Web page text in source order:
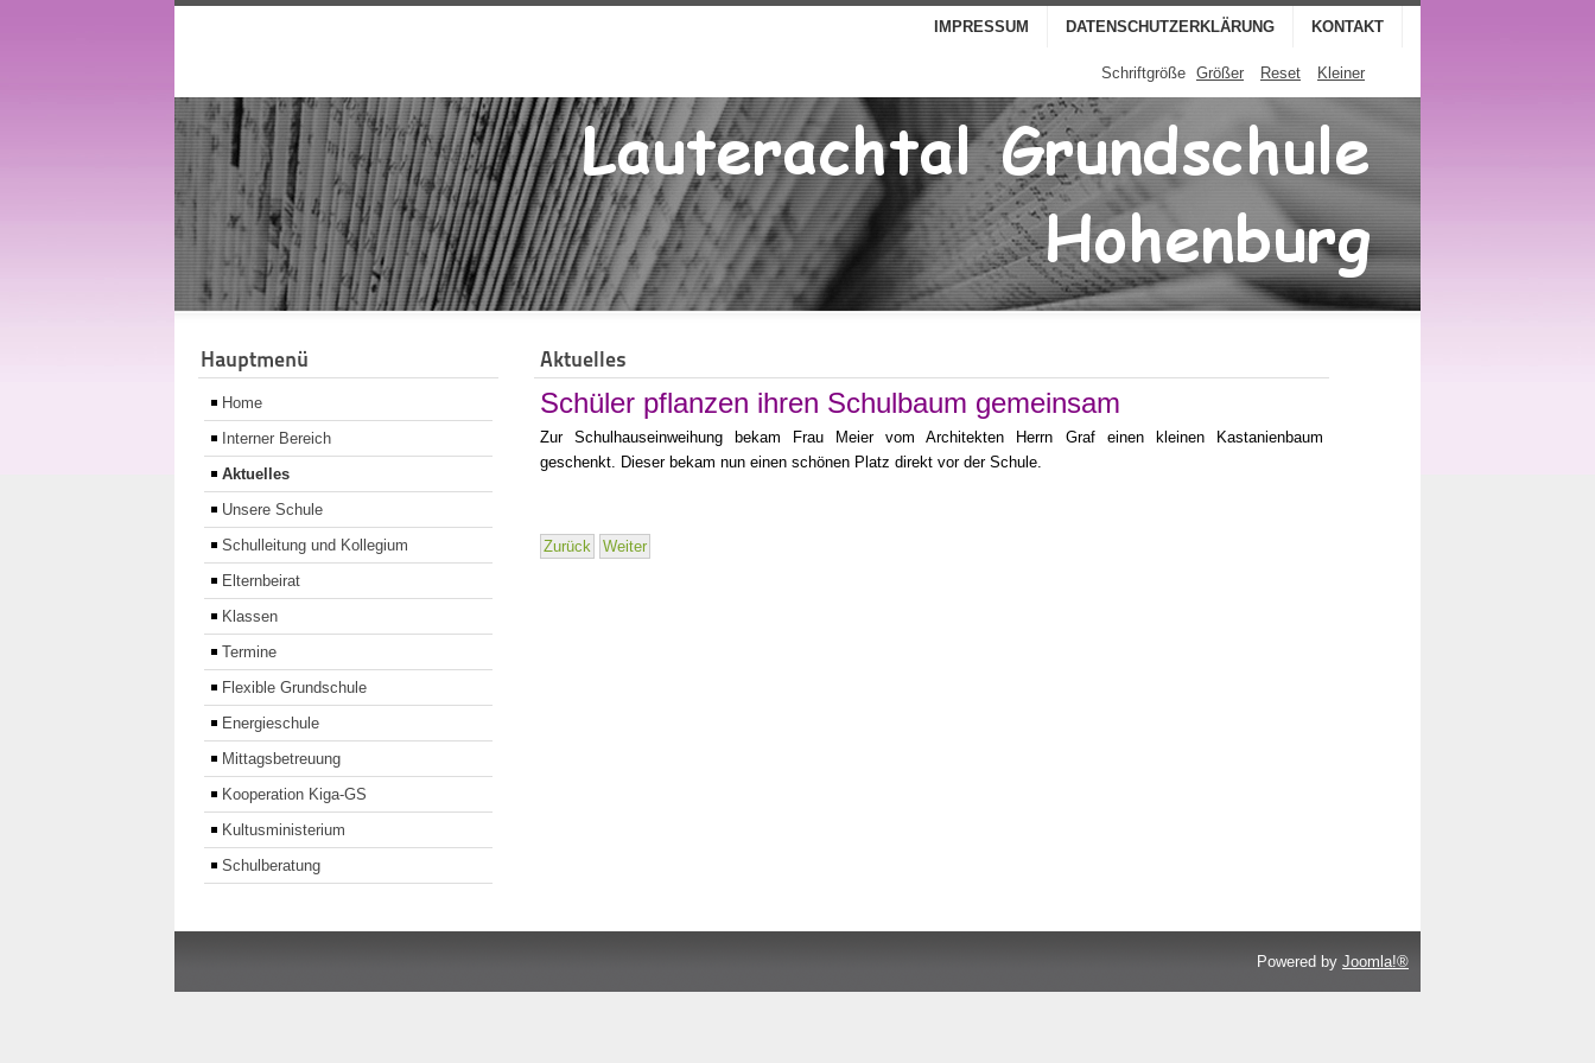
IMPRESSUM DATENSCHUTZERKLÄRUNG KONTAKT
Schriftgröße Größer Reset Kleiner
Hauptmenü
Home
Interner Bereich
Aktuelles
Unsere Schule
Schulleitung und Kollegium
Elternbeirat
Klassen
Termine
Flexible Grundschule
Energieschule
Mittagsbetreuung
Kooperation Kiga-GS
Kultusministerium
Schulberatung
Aktuelles
Schüler pflanzen ihren Schulbaum gemeinsam
Zur Schulhauseinweihung bekam Frau Meier vom Architekten Herrn Graf einen kleinen Kastanienbaum
geschenkt. Dieser bekam nun einen schönen Platz direkt vor der Schule.
Zurück Weiter
Powered by Joomla!®